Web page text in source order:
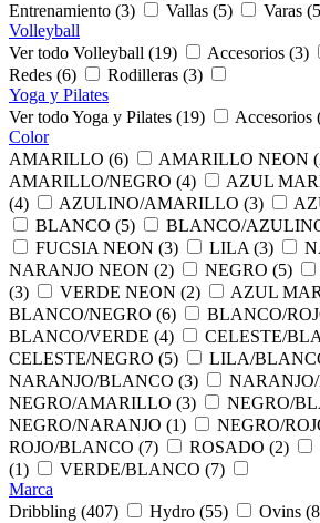
Entrenamiento (3)
Vallas (5)
Varas
Volleyball
Ver todo Volleyball (19)
Accesorios (3)
Redes (6)
Rodilleras (3)
Yoga y Pilates
Ver todo Yoga y Pilates (19)
Accesorios
Color
AMARILLO (6)
AMARILLO NEON
AMARILLO/NEGRO (4)
AZUL
(4)
AZULINO/AMARILLO (3)
BLANCO (5)
BLANCO/
FUCSIA NEON (3)
LILA (3)
NARANJO NEON (2)
NEGRO (5)
(3)
VERDE NEON (2)
AZUL
BLANCO/NEGRO (6)
BLANCO/
BLANCO/VERDE (4)
CELESTE/
CELESTE/NEGRO (5)
LILA/
NARANJO/BLANCO (3)
NEGRO/AMARILLO (3)
NEGRO/
NEGRO/NARANJO (1)
NEGRO/
ROJO/BLANCO (7)
ROSADO (2)
(1)
VERDE/BLANCO (7)
Marca
Dribbling (407)
Hydro (55) Ovins